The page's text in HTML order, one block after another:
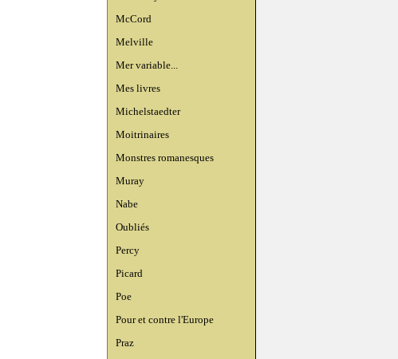
McCord
Melville
Mer variable...
Mes livres
Michelstaedter
Moitrinaires
Monstres romanesques
Muray
Nabe
Oubliés
Percy
Picard
Poe
Pour et contre l'Europe
Praz